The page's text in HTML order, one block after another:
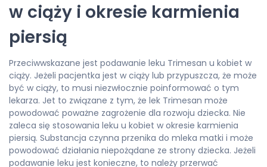
w ciąży i okresie karmienia
piersią
Przeciwwskazane jest podawanie leku Trimesan u kobiet w
ciąży. Jeżeli pacjentka jest w ciąży lub przypuszcza, że może
być w ciąży, to musi niezwłocznie poinformować o tym
lekarza. Jet to związane z tym, że lek Trimesan może
powodować poważne zagrożenie dla rozwoju dziecka. Nie
zaleca się stosowania leku u kobiet w okresie karmienia
piersią. Substancja czynna przenika do mleka matki i może
powodować działania niepożądane ze strony dziecka. Jeżeli
podawanie leku jest konieczne, to należy przerwać